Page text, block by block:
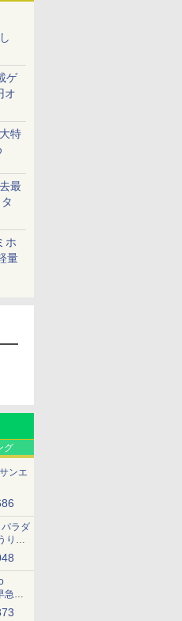
ゲ
オ
特
最
ホ
量
グ
ンエ
ラダ
りド
ュ
急に